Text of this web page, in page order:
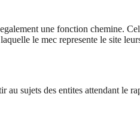
une fonction chemine.
le mec represente le site
sujets des entites attendant le